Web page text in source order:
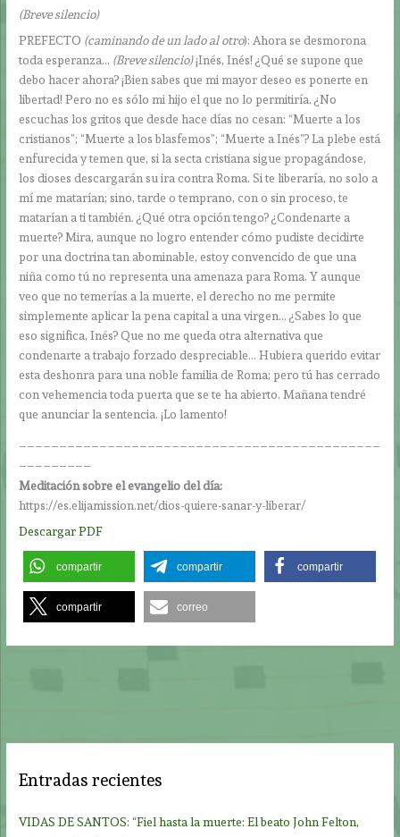
(Breve silencio)
PREFECTO (caminando de un lado al otro): Ahora se desmorona
toda esperanza… (Breve silencio)¡Inés, Inés! ¿Qué se supone que
debo hacer ahora? ¡Bien sabes que mi mayor deseo es ponerte en
libertad! Pero no es sólo mi hijo el que no lo permitiría. ¿No
escuchas los gritos que desde hace días no cesan: “Muerte a los
cristianos”; “Muerte a los blasfemos”; “Muerte a Inés”? La plebe está
enfurecida y temen que, si la secta cristiana sigue propagándose,
los dioses descargarán su ira contra Roma. Si te liberaría, no solo a
mí me matarían; sino, tarde o temprano, con o sin proceso, te
matarían a ti también. ¿Qué otra opción tengo? ¿Condenarte a
muerte? Mira, aunque no logro entender cómo pudiste decidirte
por una doctrina tan abominable, estoy convencido de que una
niña como tú no representa una amenaza para Roma. Y aunque
veo que no temerías a la muerte, el derecho no me permite
simplemente aplicar la pena capital a una virgen… ¿Sabes lo que
eso significa, Inés? Que no me queda otra alternativa que
condenarte a trabajo forzado despreciable… Hubiera querido evitar
esta deshonra para una noble familia de Roma; pero tú has cerrado
con vehemencia toda puerta que se te ha abierto. Mañana tendré
que anunciar la sentencia. ¡Lo lamento!
Meditación sobre el evangelio del día:
https://es.elijamission.net/dios-quiere-sanar-y-liberar/
Descargar PDF
compartir compartir compartir
compartir correo
Entradas recientes
VIDAS DE SANTOS: “Fiel hasta la muerte: El beato John Felton,